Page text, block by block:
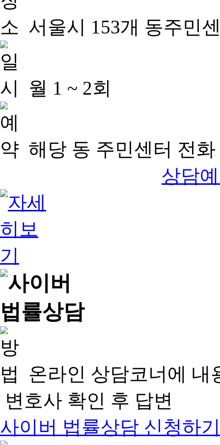
서울시 153개 동주민
월 1 ~ 2회
해당 동 주민센터 전
상담
온라인 상담코너에 내
변호사 확인 후 답변
사이버 법률상담 신청하기